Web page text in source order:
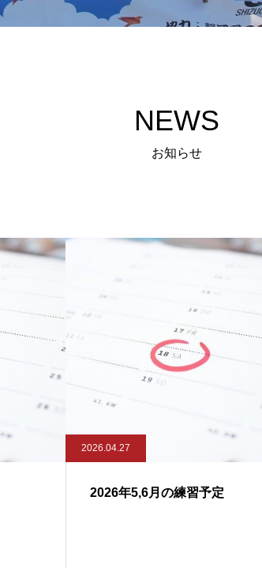
NEWS
お知らせ
2026.04.27
2026年5,6月の練習予定